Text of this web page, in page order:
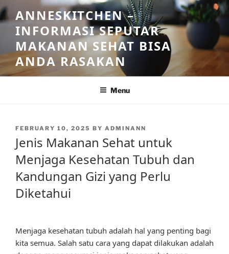
Skip
to
content
ANNESKITCHEN –
INFORMASI SEPUTAR
MAKANAN SEHAT BISA
ANDA RASAKAN
Menu
POSTED
FEBRUARY 10, 2025 BY ADMINANN
Jenis Makanan Sehat untuk
Menjaga Kesehatan Tubuh dan
Kandungan Gizi yang Perlu
Diketahui
Menjaga kesehatan tubuh adalah hal yang penting bagi
kita semua. Salah satu cara yang dapat dilakukan adalah